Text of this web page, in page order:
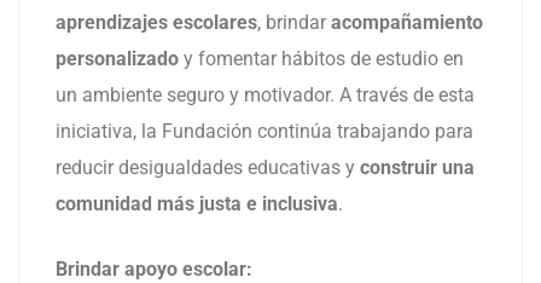
aprendizajes escolares, brindar acompañamiento
personalizado y fomentar hábitos de estudio en
un ambiente seguro y motivador. A través de esta
iniciativa, la Fundación continúa trabajando para
reducir desigualdades educativas y construir una
comunidad más justa e inclusiva.
Brindar apoyo escolar: